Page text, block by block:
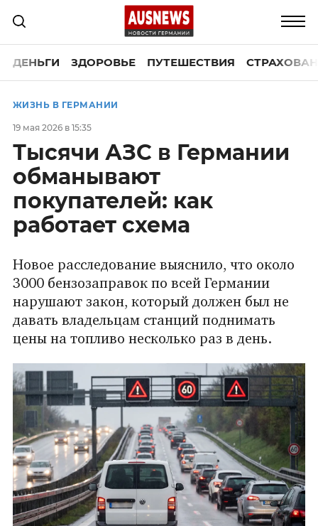
ДЕНЬГИ ЗДОРОВЬЕ ПУТЕШЕСТВИЯ
ЖИЗНЬ В ГЕРМАНИИ
19 мая 2026 в 15:35
Тысячи АЗС в Германии
обманывают
покупателей: как
работает схема
Новое расследование выяснило, что около
3000 бензозаправок по всей Германии
нарушают закон, который должен был не
давать владельцам станций поднимать
цены на топливо несколько раз в день.